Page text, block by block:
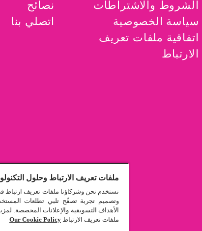
الشروط والاشتراطات
سياسة الخصوصية
اتفاقية ملفات تعريف
الارتباط
نصائح
اتصلي بنا
ملفات تعريف الارتباط وحلول
نستخدم نحن وشركاؤنا ملفات تعريف ارتباط
وتصميم تجربة تصفّح تلبي تطلعات
الأهداف التسويقية والإعلانات المخصصة.
ملفات تعريف الارتباط Our Cookie Policy